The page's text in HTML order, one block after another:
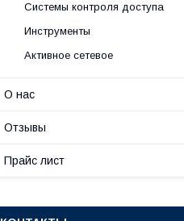
Системы контроля доступа
Инструменты
Активное сетевое
О нас
Отзывы
Прайс лист